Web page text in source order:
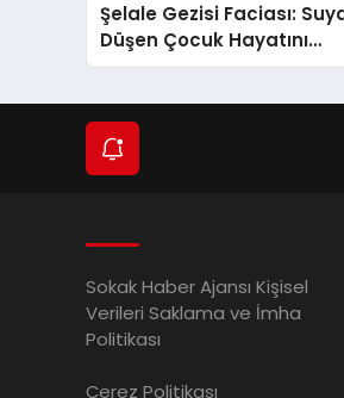
Şelale Gezisi Faciası:
Düşen Çocuk Hayatını
Kaybetti
Sokak Haber Ajansı Kişisel
Verileri Saklama ve İmha
Politikası
Çerez Politikası